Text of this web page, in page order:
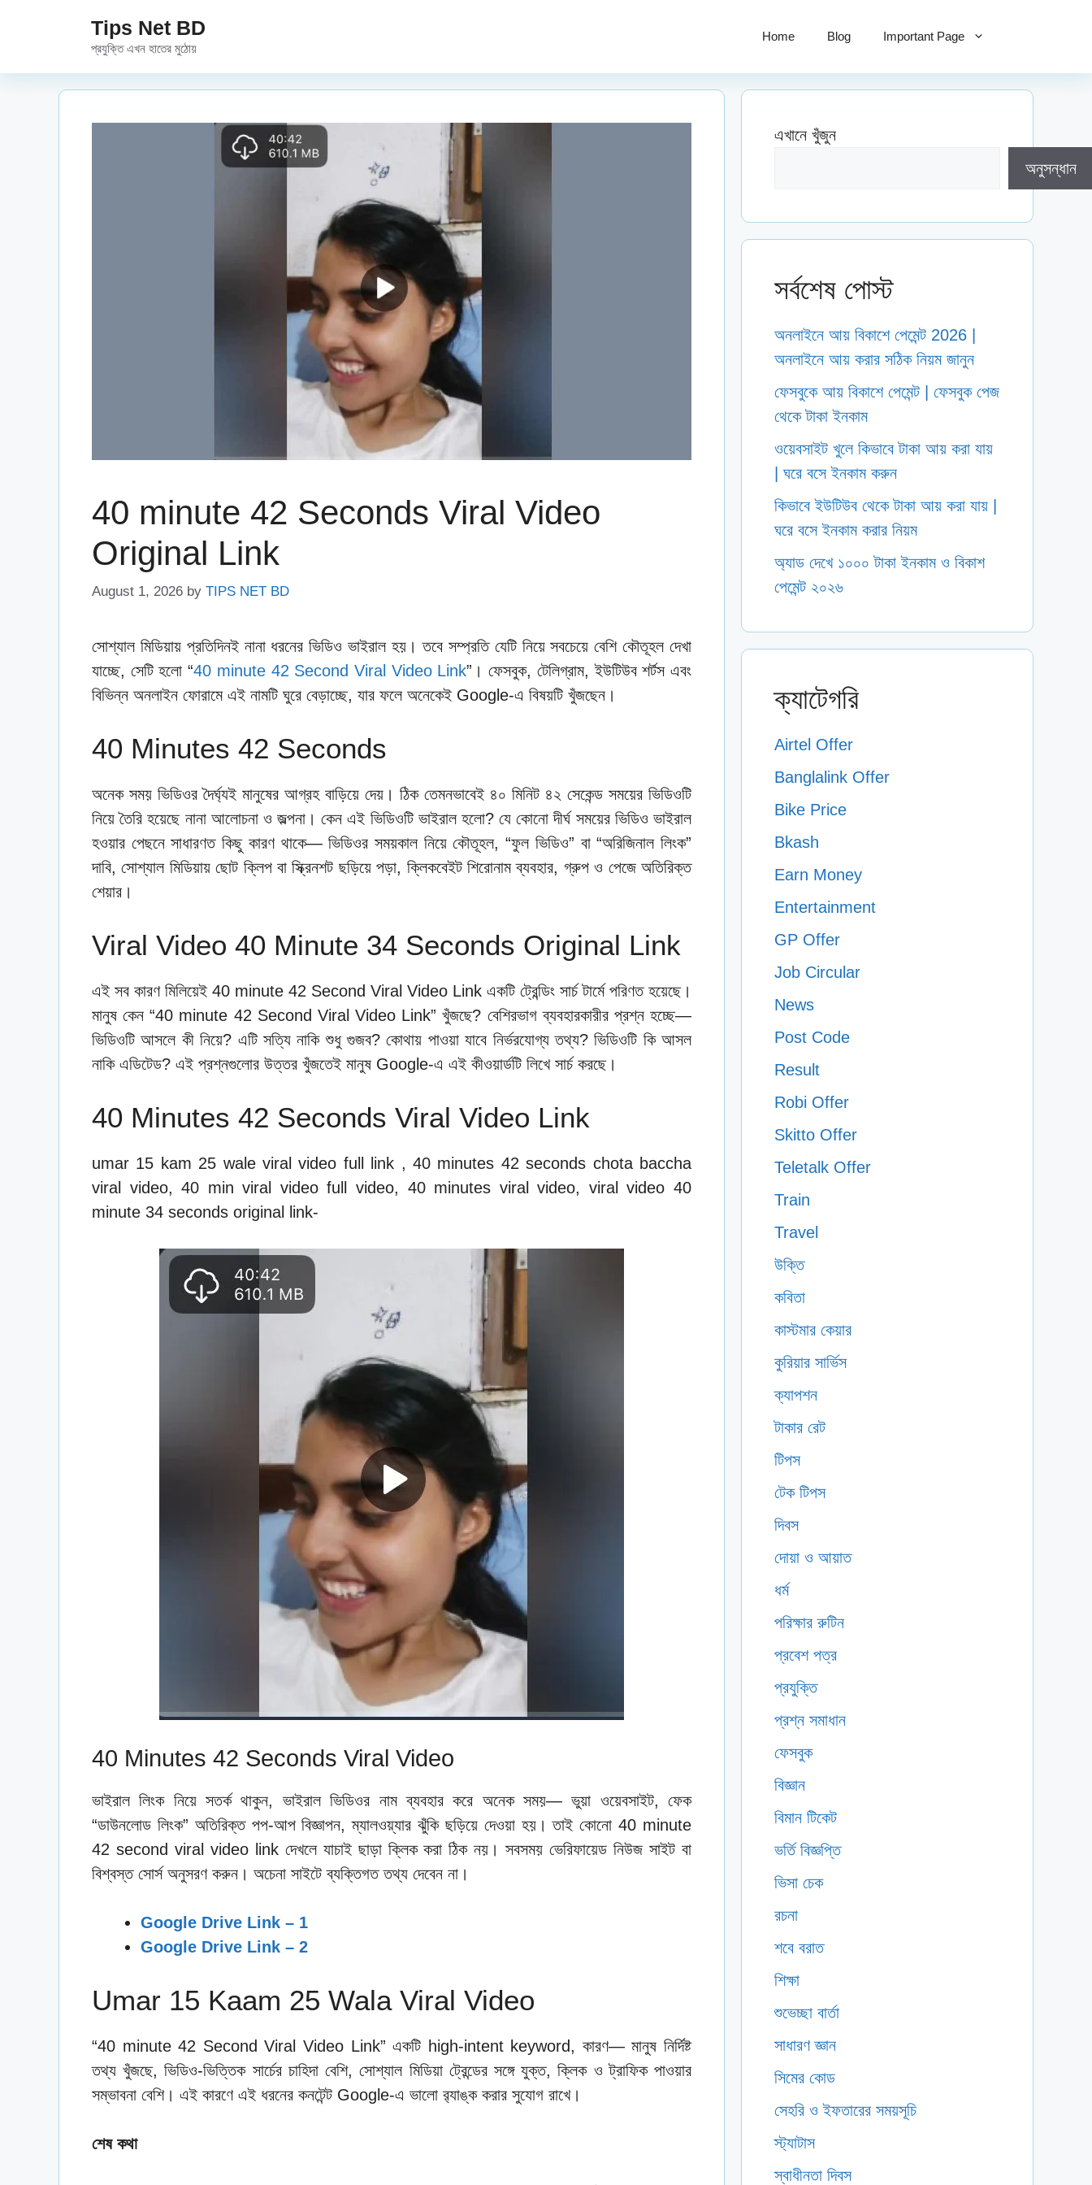
Tips Net BD
প্রযুক্তি এখন হাতের মুঠোয়
Home Blog Important Page
40 minute 42 Seconds Viral Video
Original Link
August 1, 2026 by TIPS NET BD
সোশ্যাল মিডিয়ায় প্রতিদিনই নানা ধরনের ভিডিও ভাইরাল হয়। তবে সম্প্রতি যেটি নিয়ে সবচেয়ে বেশি কৌতূহল দেখা
যাচ্ছে, সেটি হলো “40 minute 42 Second Viral Video Link”। ফেসবুক, টেলিগ্রাম, ইউটিউব শর্টস এবং
বিভিন্ন অনলাইন ফোরামে এই নামটি ঘুরে বেড়াচ্ছে, যার ফলে অনেকেই Google-এ বিষয়টি খুঁজছেন।
40 Minutes 42 Seconds
অনেক সময় ভিডিওর দৈর্ঘ্যই মানুষের আগ্রহ বাড়িয়ে দেয়। ঠিক তেমনভাবেই ৪০ মিনিট ৪২ সেকেন্ড সময়ের ভিডিওটি
নিয়ে তৈরি হয়েছে নানা আলোচনা ও জল্পনা। কেন এই ভিডিওটি ভাইরাল হলো? যে কোনো দীর্ঘ সময়ের ভিডিও ভাইরাল
হওয়ার পেছনে সাধারণত কিছু কারণ থাকে— ভিডিওর সময়কাল নিয়ে কৌতূহল, “ফুল ভিডিও” বা “অরিজিনাল লিংক”
দাবি, সোশ্যাল মিডিয়ায় ছোট ক্লিপ বা স্ক্রিনশট ছড়িয়ে পড়া, ক্লিকবেইট শিরোনাম ব্যবহার, গ্রুপ ও পেজে অতিরিক্ত
শেয়ার।
Viral Video 40 Minute 34 Seconds Original Link
এই সব কারণ মিলিয়েই 40 minute 42 Second Viral Video Link একটি ট্রেন্ডিং সার্চ টার্মে পরিণত হয়েছে।
মানুষ কেন “40 minute 42 Second Viral Video Link” খুঁজছে? বেশিরভাগ ব্যবহারকারীর প্রশ্ন হচ্ছে—
ভিডিওটি আসলে কী নিয়ে? এটি সত্যি নাকি শুধু গুজব? কোথায় পাওয়া যাবে নির্ভরযোগ্য তথ্য? ভিডিওটি কি আসল
নাকি এডিটেড? এই প্রশ্নগুলোর উত্তর খুঁজতেই মানুষ Google-এ এই কীওয়ার্ডটি লিখে সার্চ করছে।
40 Minutes 42 Seconds Viral Video Link
umar 15 kam 25 wale viral video full link , 40 minutes 42 seconds chota baccha
viral video, 40 min viral video full video, 40 minutes viral video, viral video 40
minute 34 seconds original link-
40 Minutes 42 Seconds Viral Video
ভাইরাল লিংক নিয়ে সতর্ক থাকুন, ভাইরাল ভিডিওর নাম ব্যবহার করে অনেক সময়— ভুয়া ওয়েবসাইট, ফেক
“ডাউনলোড লিংক” অতিরিক্ত পপ-আপ বিজ্ঞাপন, ম্যালওয়্যার ঝুঁকি ছড়িয়ে দেওয়া হয়। তাই কোনো 40 minute
42 second viral video link দেখলে যাচাই ছাড়া ক্লিক করা ঠিক নয়। সবসময় ভেরিফায়েড নিউজ সাইট বা
বিশ্বস্ত সোর্স অনুসরণ করুন। অচেনা সাইটে ব্যক্তিগত তথ্য দেবেন না।
Google Drive Link – 1
Google Drive Link – 2
Umar 15 Kaam 25 Wala Viral Video
“40 minute 42 Second Viral Video Link” একটি high-intent keyword, কারণ— মানুষ নির্দিষ্ট
তথ্য খুঁজছে, ভিডিও-ভিত্তিক সার্চের চাহিদা বেশি, সোশ্যাল মিডিয়া ট্রেন্ডের সঙ্গে যুক্ত, ক্লিক ও ট্রাফিক পাওয়ার
সম্ভাবনা বেশি। এই কারণে এই ধরনের কনটেন্ট Google-এ ভালো র‍্যাঙ্ক করার সুযোগ রাখে।
শেষ কথা
এখানে খুঁজুন
অনুসন্ধান
সর্বশেষ পোস্ট
অনলাইনে আয় বিকাশে পেমেন্ট 2026 |
অনলাইনে আয় করার সঠিক নিয়ম জানুন
ফেসবুকে আয় বিকাশে পেমেন্ট | ফেসবুক পেজ
থেকে টাকা ইনকাম
ওয়েবসাইট খুলে কিভাবে টাকা আয় করা যায়
| ঘরে বসে ইনকাম করুন
কিভাবে ইউটিউব থেকে টাকা আয় করা যায় |
ঘরে বসে ইনকাম করার নিয়ম
অ্যাড দেখে ১০০০ টাকা ইনকাম ও বিকাশ
পেমেন্ট ২০২৬
ক্যাটেগরি
Airtel Offer
Banglalink Offer
Bike Price
Bkash
Earn Money
Entertainment
GP Offer
Job Circular
News
Post Code
Result
Robi Offer
Skitto Offer
Teletalk Offer
Train
Travel
উক্তি
কবিতা
কাস্টমার কেয়ার
কুরিয়ার সার্ভিস
ক্যাপশন
টাকার রেট
টিপস
টেক টিপস
দিবস
দোয়া ও আয়াত
ধর্ম
পরিক্ষার রুটিন
প্রবেশ পত্র
প্রযুক্তি
প্রশ্ন সমাধান
ফেসবুক
বিজ্ঞান
বিমান টিকেট
ভর্তি বিজ্ঞপ্তি
ভিসা চেক
রচনা
শবে বরাত
শিক্ষা
শুভেচ্ছা বার্তা
সাধারণ জ্ঞান
সিমের কোড
সেহরি ও ইফতারের সময়সূচি
স্ট্যাটাস
স্বাধীনতা দিবস